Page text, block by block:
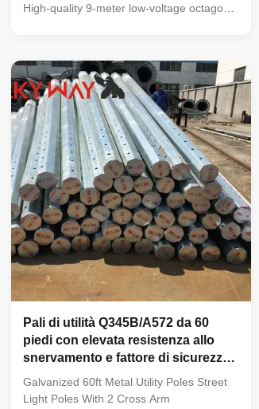
High-quality 9-meter low-voltage octagonal
distribution in Iraq. Product Specifications
Specification Details Suit for Electricity
distribution Shape Conoid, Multi-pyramidal,
Columniform, polygonal or conical Material
Q345B/A572 (minimum yield strength
≥345N/mm²) Q235B/A36 (minimum yield
strength ≥235N/mm²)
Pali di utilità Q345B/A572 da 60
piedi con elevata resistenza allo
snervamento e fattore di sicurezza
8 per la conduzione e la messa a
terra dei cavi
Galvanized 60ft Metal Utility Poles Street
Light Poles With 2 Cross Arm